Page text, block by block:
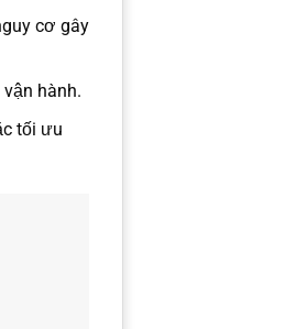
cơ gây
hành.
tối ưu